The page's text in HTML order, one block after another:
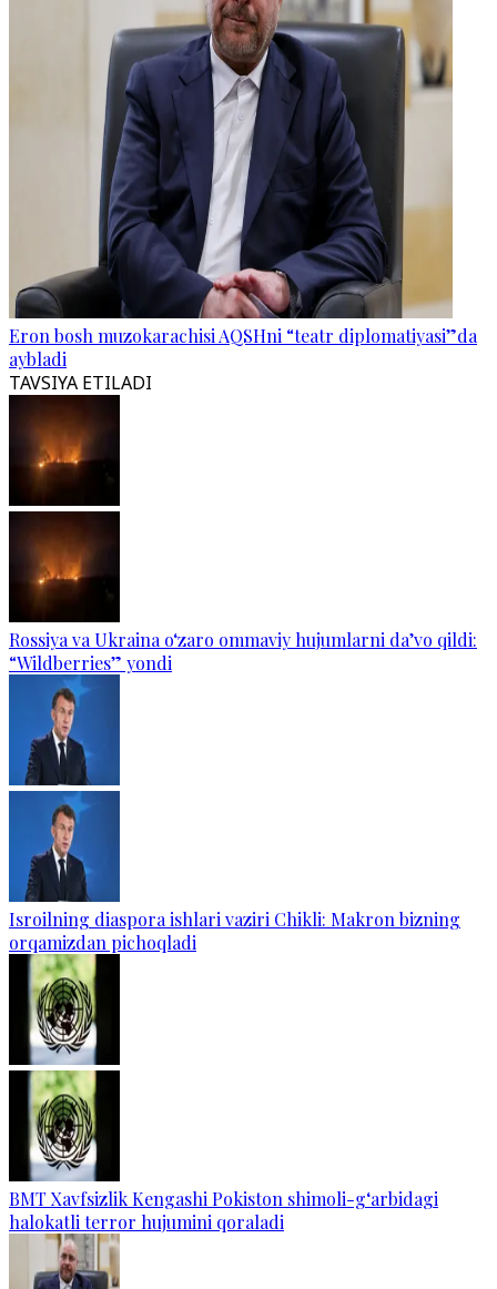
Eron bosh muzokarachisi AQSHni “teatr diplomatiyasi”da
aybladi
TAVSIYA ETILADI
Rossiya va Ukraina o‘zaro ommaviy hujumlarni da’vo qildi:
“Wildberries” yondi
Isroilning diaspora ishlari vaziri Chikli: Makron bizning
orqamizdan pichoqladi
BMT Xavfsizlik Kengashi Pokiston shimoli-g‘arbidagi
halokatli terror hujumini qoraladi